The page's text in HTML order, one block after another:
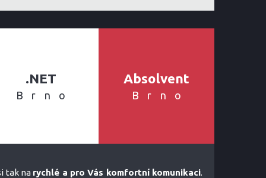
.NET
Brno
Absolvent
Brno
tak na rychlé a pro Vás komfortní komunikaci.